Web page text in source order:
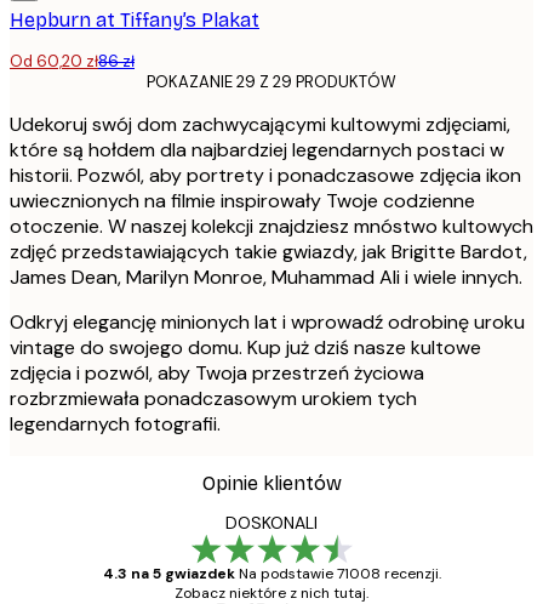
Hepburn at Tiffany’s Plakat
Od 60,20 zł86 zł
POKAZANIE 29 Z 29 PRODUKTÓW
Udekoruj swój dom zachwycającymi kultowymi zdjęciami,
które są hołdem dla najbardziej legendarnych postaci w
historii. Pozwól, aby portrety i ponadczasowe zdjęcia ikon
uwiecznionych na filmie inspirowały Twoje codzienne
otoczenie. W naszej kolekcji znajdziesz mnóstwo kultowych
zdjęć przedstawiających takie gwiazdy, jak Brigitte Bardot,
James Dean, Marilyn Monroe, Muhammad Ali i wiele innych.
Odkryj elegancję minionych lat i wprowadź odrobinę uroku
vintage do swojego domu. Kup już dziś nasze kultowe
zdjęcia i pozwól, aby Twoja przestrzeń życiowa
rozbrzmiewała ponadczasowym urokiem tych
legendarnych fotografii.
Opinie klientów
DOSKONALI
4.3 na 5 gwiazdek Na podstawie 71008 recenzji.
Zobacz niektóre z nich tutaj.